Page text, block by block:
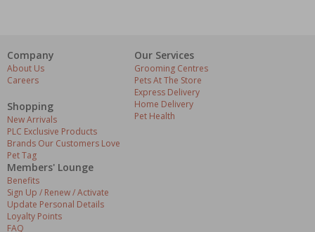
Company
About Us
Careers
Shopping
New Arrivals
PLC Exclusive Products
Brands Our Customers Love
Pet Tag
Our Services
Grooming Centres
Pets At The Store
Express Delivery
Home Delivery
Pet Health
Members' Lounge
Benefits
Sign Up / Renew / Activate
Update Personal Details
Loyalty Points
FAQ